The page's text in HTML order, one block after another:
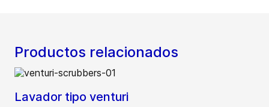
Productos relacionados
Lavador tipo venturi